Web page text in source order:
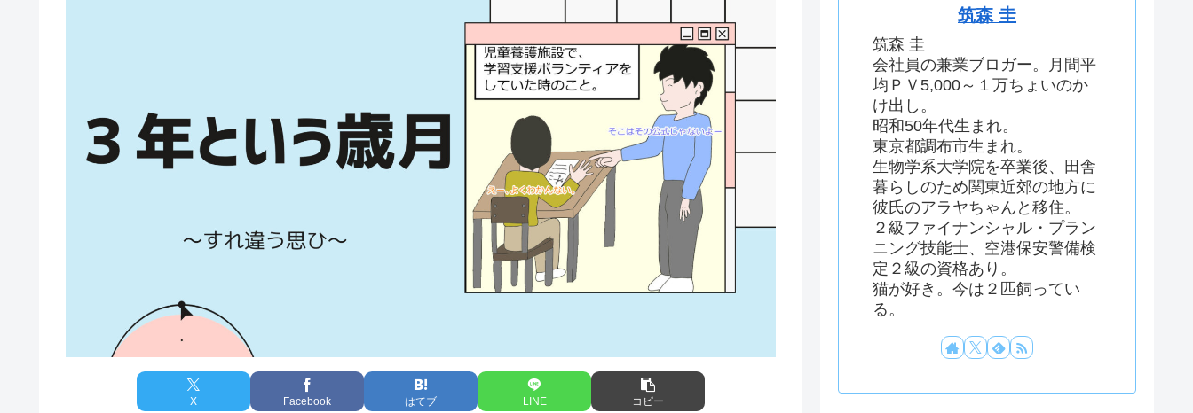
X Facebook はてブ LINE コピー
筑森 圭
筑森 圭
会社員の兼業ブロガー。月間平
均ＰＶ5,000～１万ちょいのか
け出し。
昭和50年代生まれ。
東京都調布市生まれ。
生物学系大学院を卒業後、田舎
暮らしのため関東近郊の地方に
彼氏のアラヤちゃんと移住。
２級ファイナンシャル・プラン
ニング技能士、空港保安警備検
定２級の資格あり。
猫が好き。今は２匹飼ってい
る。